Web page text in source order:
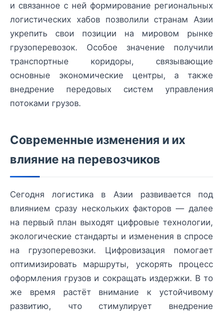
и связанное с ней формирование региональных
логистических хабов позволили странам Азии
укрепить свои позиции на мировом рынке
грузоперевозок. Особое значение получили
транспортные коридоры, связывающие
основные экономические центры, а также
внедрение передовых систем управления
потоками грузов.
Современные изменения и их
влияние на перевозчиков
Сегодня логистика в Азии развивается под
влиянием сразу нескольких факторов — далее
на первый план выходят цифровые технологии,
экологические стандарты и изменения в спросе
на грузоперевозки. Цифровизация помогает
оптимизировать маршруты, ускорять процесс
оформления грузов и сокращать издержки. В то
же время растёт внимание к устойчивому
развитию, что стимулирует внедрение